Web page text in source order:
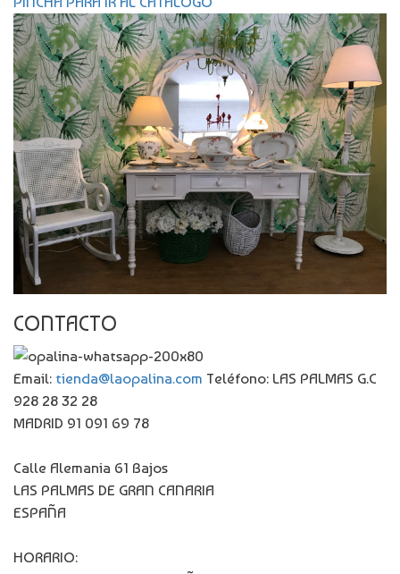
CONTACTO
Email: tienda@laopalina.com Teléfono: LAS PALMAS G.C
928 28 32 28
MADRID 91 091 69 78
Calle Alemania 61 Bajos
LAS PALMAS DE GRAN CANARIA
ESPAÑA
HORARIO: